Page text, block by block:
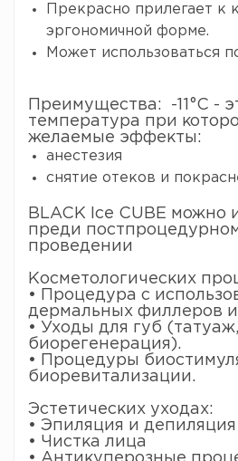
Прекрасно прилегает к
эргономичной форме.
Может использоваться
Преимущества: -11°C -
температура при
желаемые эффекты:
анестезия
снятие отеков и
BLACK Ice CUBE можно
преди
проведении
Косметологических
• Процедура с
дермальных филлеров и
• Уходы для губ
биорегенерация).
• Процедуры
биоревитализации.
Эстетических уходах:
• Эпиляция и депиляция
• Чистка лица